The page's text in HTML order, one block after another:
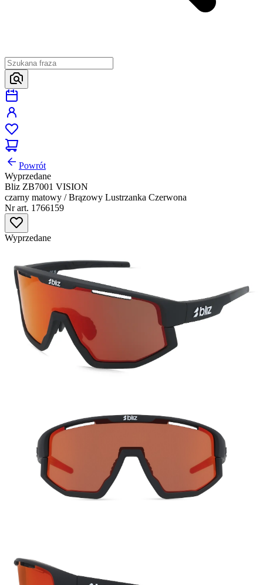
Powrót
Wyprzedane
Bliz ZB7001 VISION
czarny matowy / Brązowy Lustrzanka Czerwona
Nr art. 1766159
Wyprzedane